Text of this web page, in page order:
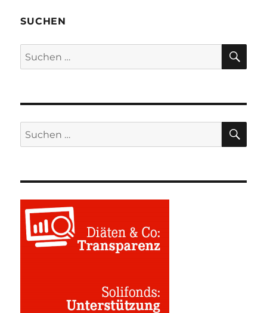
SUCHEN
Suchen
nach:
Suchen
nach: